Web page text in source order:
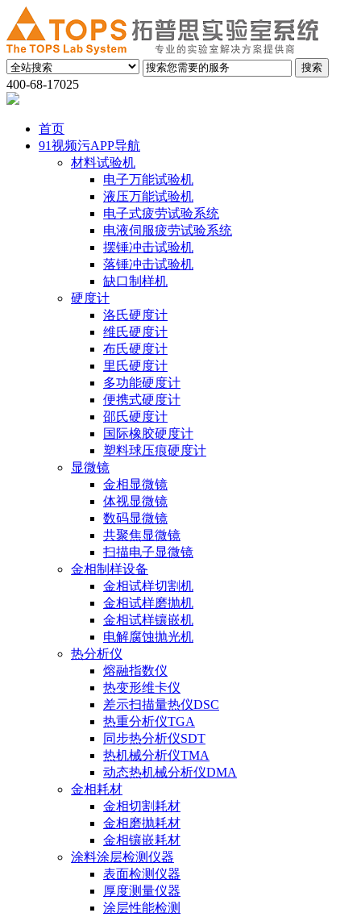
400-68-17025
首页
91视频污APP导航
材料试验机
电子万能试验机
液压万能试验机
电子式疲劳试验系统
电液伺服疲劳试验系统
摆锤冲击试验机
落锤冲击试验机
缺口制样机
硬度计
洛氏硬度计
维氏硬度计
布氏硬度计
里氏硬度计
多功能硬度计
便携式硬度计
邵氏硬度计
国际橡胶硬度计
塑料球压痕硬度计
显微镜
金相显微镜
体视显微镜
数码显微镜
共聚焦显微镜
扫描电子显微镜
金相制样设备
金相试样切割机
金相试样磨抛机
金相试样镶嵌机
电解腐蚀抛光机
热分析仪
熔融指数仪
热变形维卡仪
差示扫描量热仪DSC
热重分析仪TGA
同步热分析仪SDT
热机械分析仪TMA
动态热机械分析仪DMA
金相耗材
金相切割耗材
金相磨抛耗材
金相镶嵌耗材
涂料涂层检测仪器
表面检测仪器
厚度测量仪器
涂层性能检测